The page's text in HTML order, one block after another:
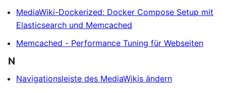
MediaWiki-Dockerized: Docker Compose Setup mit
Elasticsearch und Memcached
Memcached - Performance Tuning für Webseiten
N
Navigationsleiste des MediaWikis ändern